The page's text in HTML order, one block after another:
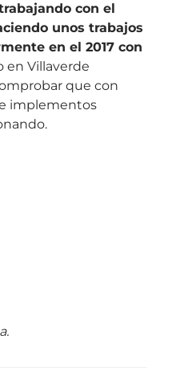
con el
unos trabajos
en el 2017 con
en Villaverde
que con
implementos